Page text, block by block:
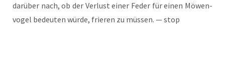
dar­über nach, ob der Ver­lust einer Feder für einen Möwen­
vo­gel bedeu­ten wür­de, frie­ren zu müs­sen. — stop